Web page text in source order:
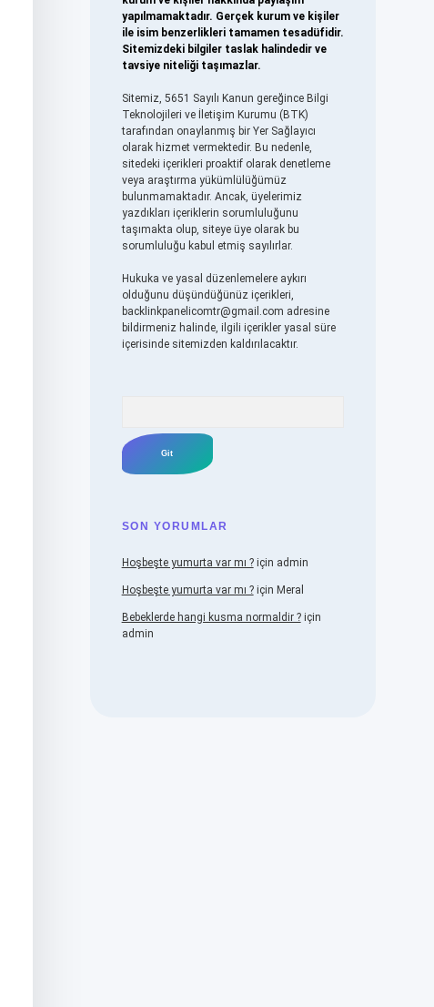
yapılmamaktadır. Gerçek kurum ve kişiler
ile isim benzerlikleri tamamen tesadüfidir.
Sitemizdeki bilgiler taslak halindedir ve
tavsiye niteliği taşımazlar.
Sitemiz, 5651 Sayılı Kanun gereğince Bilgi
Teknolojileri ve İletişim Kurumu (BTK)
tarafından onaylanmış bir Yer Sağlayıcı
olarak hizmet vermektedir. Bu nedenle,
sitedeki içerikleri proaktif olarak denetleme
veya araştırma yükümlülüğümüz
bulunmamaktadır. Ancak, üyelerimiz
yazdıkları içeriklerin sorumluluğunu
taşımakta olup, siteye üye olarak bu
sorumluluğu kabul etmiş sayılırlar.
Hukuka ve yasal düzenlemelere aykırı
olduğunu düşündüğünüz içerikleri,
backlinkpanelicomtr@gmail.com adresine
bildirmeniz halinde, ilgili içerikler yasal süre
içerisinde sitemizden kaldırılacaktır.
SON YORUMLAR
Hoşbeşte yumurta var mı ?için admin
Hoşbeşte yumurta var mı ?için Meral
Bebeklerde hangi kusma normaldir ?için
admin